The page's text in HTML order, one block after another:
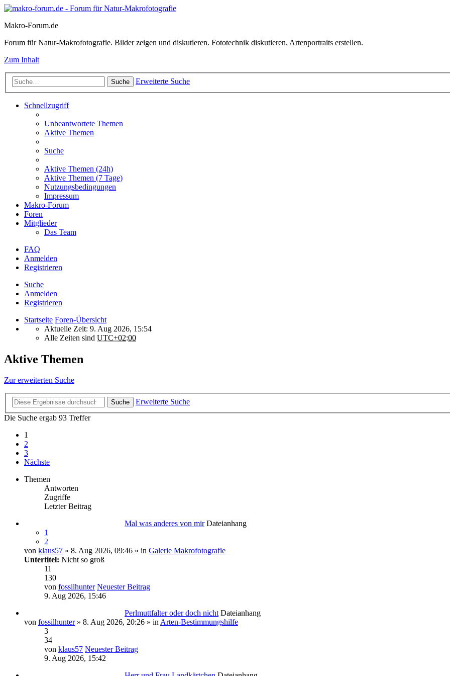
Makro-Forum.de
Forum für Natur-Makrofotografie. Bilder zeigen und diskutieren. Fototechnik diskutieren. Artenportraits erstellen.
Zum Inhalt
Suche Erweiterte Suche
Schnellzugriff
Unbeantwortete Themen
Aktive Themen
Suche
Aktive Themen (24h)
Aktive Themen (7 Tage)
Nutzungsbedingungen
Impressum
Makro-Forum
Foren
Mitglieder
Das Team
FAQ
Anmelden
Registrieren
Suche
Anmelden
Registrieren
Startseite Foren-Übersicht
Aktuelle Zeit: 9. Aug 2026, 15:54
Alle Zeiten sind UTC+02:00
Aktive Themen
Zur erweiterten Suche
Suche
Erweiterte Suche
Die Suche ergab 93 Treffer
1
2
3
Nächste
Themen
Antworten
Zugriffe
Letzter Beitrag
Mal was anderes von mir Dateianhang
1
2
von klaus57 » 8. Aug 2026, 09:46 » in Galerie Makrofotografie
Untertitel: Nicht so groß
11
130
von fossilhunter Neuester Beitrag
9. Aug 2026, 15:46
Perlmuttfalter oder doch nicht Dateianhang
von fossilhunter» 8. Aug 2026, 20:26 » in Arten-Bestimmungshilfe
3
34
von klaus57 Neuester Beitrag
9. Aug 2026, 15:42